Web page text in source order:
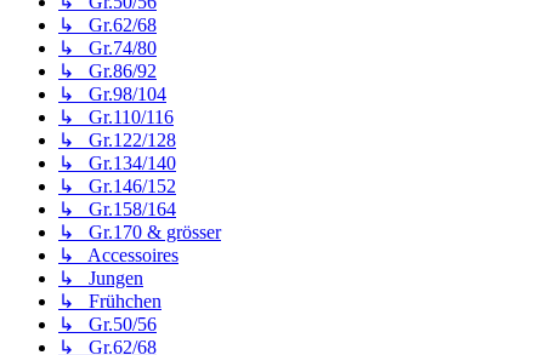
↳ Gr.62/68
↳ Gr.74/80
↳ Gr.86/92
↳ Gr.98/104
↳ Gr.110/116
↳ Gr.122/128
↳ Gr.134/140
↳ Gr.146/152
↳ Gr.158/164
↳ Gr.170 & grösser
↳ Accessoires
↳ Jungen
↳ Frühchen
↳ Gr.50/56
↳ Gr.62/68